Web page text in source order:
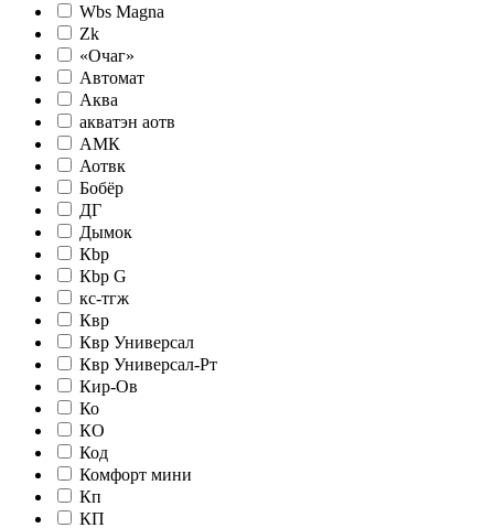
Wbs Magna
Zk
«Очаг»
Автомат
Аква
акватэн аотв
АМК
Аотвк
Бобёр
ДГ
Дымок
Кbр
Кbр G
кc-тгж
Квр
Квр Универсал
Квр Универсал-Рт
Кир-Ов
Ко
КО
Код
Комфорт мини
Кп
КП